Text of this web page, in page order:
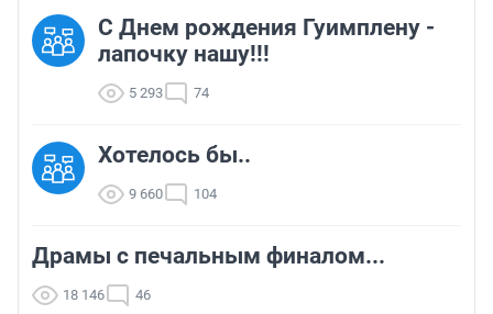
С Днем рождения Гуимплену -
лапочку нашу!!!
5 293 74
Хотелось бы..
9 660 104
Драмы с печальным финалом...
18 146 46